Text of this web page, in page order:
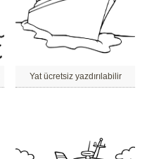
Yat ücretsiz yazdırılabilir